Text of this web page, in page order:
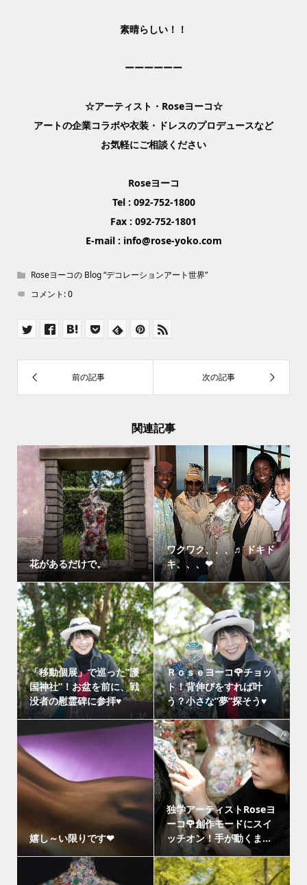
素晴らしい！！
ーーーーーー
☆アーティスト・Roseヨーコ☆
アートの企業コラボや衣装・ドレスのプロデュースなど
お気軽にご相談ください
Roseヨーコ
Tel : 092-752-1800
Fax : 092-752-1801
E-mail : info@rose-yoko.com
Roseヨーコの Blog “デコレーションアート世界”
コメント:0
関連記事
花があるだけで。
ワクワク、、、♬ ドキド
キ、、、❤
「移動個展」で巡った”護
国神社”！お盆を前に、戦
没者の慰霊碑に参拝♥
Ｒｏｓｅヨーコ🌹チョッ
ト！背伸びをすれば叶
う？小さな”夢”探そう♥
嬉し～い限りです❤
独学アーティストRoseヨ
ーコ🌹創作モードにスイ
ッチオン！手が動くま...